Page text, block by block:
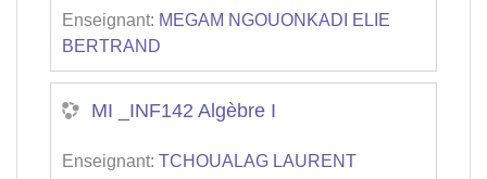
Enseignant: MEGAM NGOUONKADI ELIE
BERTRAND
MI _INF142 Algèbre I
Enseignant: TCHOUALAG LAURENT